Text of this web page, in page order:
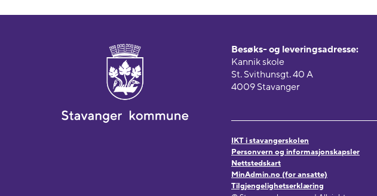
Besøks- og leveringsadresse:
Kannik skole
St. Svithunsgt. 40 A
4009 Stavanger
IKT i stavangerskolen
Personvern og informasjonskapsler
Nettstedskart
MinAdmin.no (for ansatte)
Tilgjengelighetserklæring